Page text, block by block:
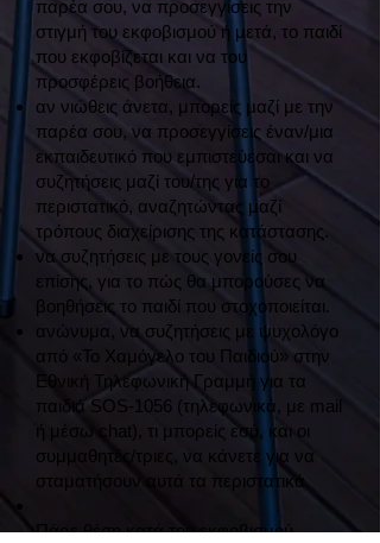
παρέα σου, να προσεγγίσεις την
στιγμή του εκφοβισμού ή μετά, το παιδί
που εκφοβίζεται και να του
προσφέρεις βοήθεια.
αν νιώθεις άνετα, μπορείς μαζί με την
παρέα σου, να προσεγγίσεις έναν/μια
εκπαιδευτικό που εμπιστεύεσαι και να
συζητήσεις μαζί του/της για το
περιστατικό, αναζητώντας μαζί
τρόπους διαχείρισης της κατάστασης.
να συζητήσεις με τους γονείς σου
επίσης, για το πώς θα μπορούσες να
βοηθήσεις το παιδί που στοχοποιείται.
ανώνυμα, να συζητήσεις με ψυχολόγο
από «Το Χαμόγελο του Παιδιού» στην
Εθνική Τηλεφωνική Γραμμή για τα
παιδιά SOS-1056 (τηλεφωνικά, με mail
ή μέσω chat), τι μπορείς εσύ, και οι
συμμαθητές/τριες, να κάνετε για να
σταματήσουν αυτά τα περιστατικά.
Πάρε θέση κατά του εκφοβισμού,